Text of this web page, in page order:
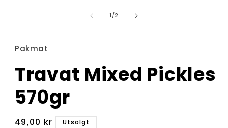
1 /av
2
Pakmat
Travat Mixed Pickles
570gr
Vanlig
49,00 kr Utsolgt